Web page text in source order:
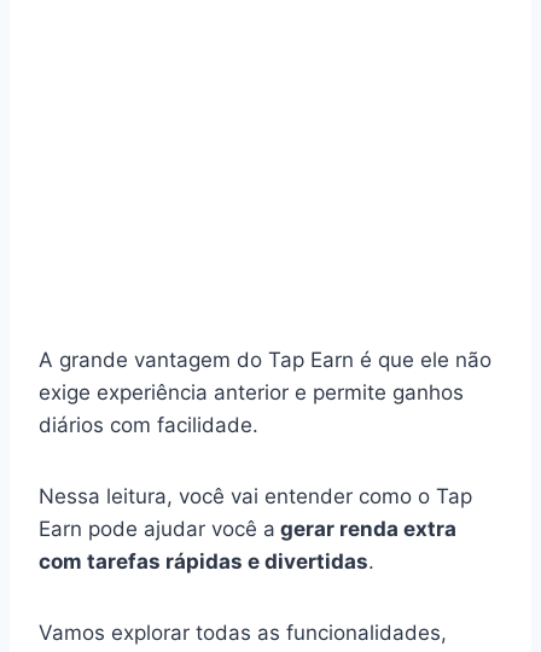
A grande vantagem do Tap Earn é que ele não
exige experiência anterior e permite ganhos
diários com facilidade.
Nessa leitura, você vai entender como o Tap
Earn pode ajudar você a gerar renda extra
com tarefas rápidas e divertidas.
Vamos explorar todas as funcionalidades,